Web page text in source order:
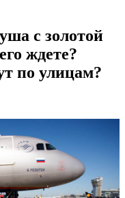
с золотой
ждете?
по улицам?